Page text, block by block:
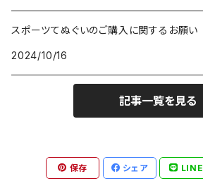
finetrack
スポーツてぬぐいのご購入に関するお願い
2024/10/16
記事一覧を見る
保存 シェア LINE